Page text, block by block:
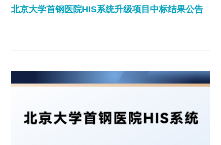
北京大学首钢医院HIS系统升级项目中标结果公告